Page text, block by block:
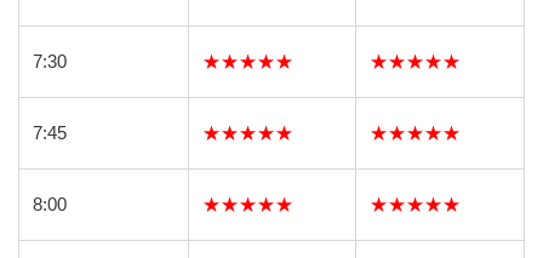
7:30 ★★★★★ ★★★★★
7:45 ★★★★★ ★★★★★
8:00 ★★★★★ ★★★★★